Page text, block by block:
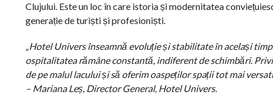
Clujului. Este un loc în care istoria și modernitatea
generație de turiști și profesioniști.
„Hotel Univers înseamnă evoluție și stabilitate în același
ospitalitatea rămâne constantă, indiferent de schimbări.
de pe malul lacului și să oferim oaspeților spații tot mai
– Mariana Leș, Director General, Hotel Univers.